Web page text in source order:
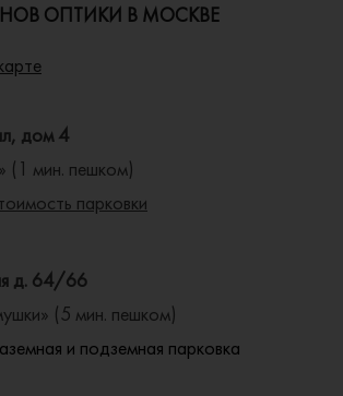
ОПТИКИ В МОСКВЕ
дом 4
(1 мин. пешком)
парковки
д. 64/66
(5 мин. пешком)
и подземная парковка